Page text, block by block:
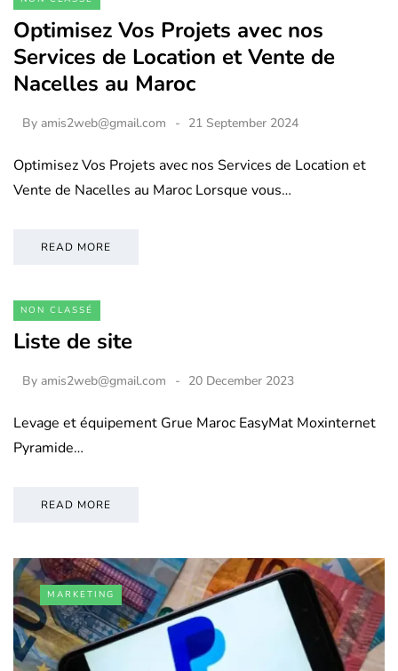
Optimisez Vos Projets avec nos
Services de Location et Vente de
Nacelles au Maroc
By amis2web@gmail.com 21 September 2024
Optimisez Vos Projets avec nos Services de Location et
Vente de Nacelles au Maroc Lorsque vous…
READ MORE
NON CLASSÉ
Liste de site
By amis2web@gmail.com 20 December 2023
Levage et équipement Grue Maroc EasyMat Moxinternet
Pyramide…
READ MORE
MARKETING